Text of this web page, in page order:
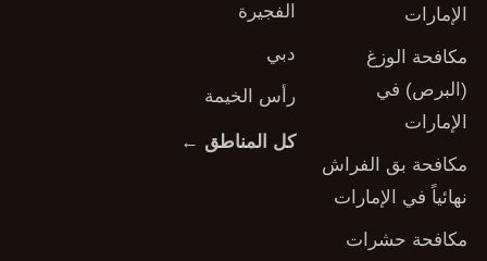
الإمارات
مكافحة الوزغ
(البرص) في
الإمارات
مكافحة بق الفراش
نهائياً في الإمارات
مكافحة حشرات
الفجيرة
دبي
رأس الخيمة
كل المناطق ←